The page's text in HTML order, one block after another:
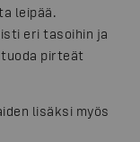
leipää.
eri tasoihin ja
tuoda pirteät
lisäksi myös